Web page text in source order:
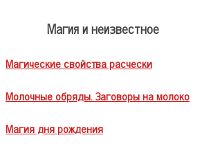
Магия и неизвестное
Магические свойства расчески
Молочные обряды. Заговоры на молоко
Магия дня рождения